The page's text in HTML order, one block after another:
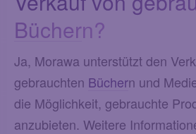
Büchern?
Ja, Morawa unterstützt den
gebrauchten Büchern und
die Möglichkeit, gebrauchte
anzubieten. Weitere